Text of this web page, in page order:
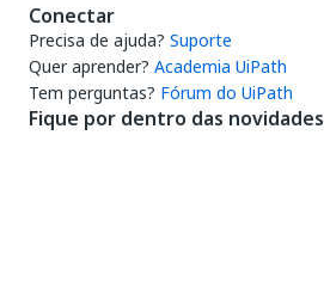
Conectar
Precisa de ajuda? Suporte
Quer aprender? Academia UiPath
Tem perguntas? Fórum do UiPath
Fique por dentro das novidades